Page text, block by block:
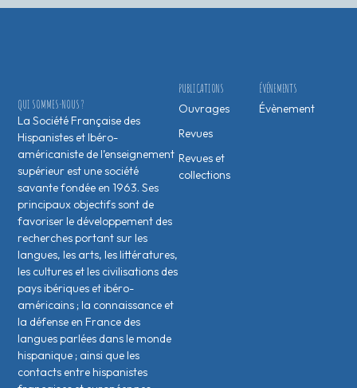
ÉVÉNEMENTS
Évènement
PUBLICATIONS
Ouvrages
Revues
Revues et
collections
QUI SOMMES-NOUS ?
La Société Française des
Hispanistes et Ibéro-
américaniste de l’enseignement
supérieur est une société
savante fondée en 1963. Ses
principaux objectifs sont de
favoriser le développement des
recherches portant sur les
langues, les arts, les littératures,
les cultures et les civilisations des
pays ibériques et ibéro-
américains ; la connaissance et
la défense en France des
langues parlées dans le monde
hispanique ; ainsi que les
contacts entre hispanistes